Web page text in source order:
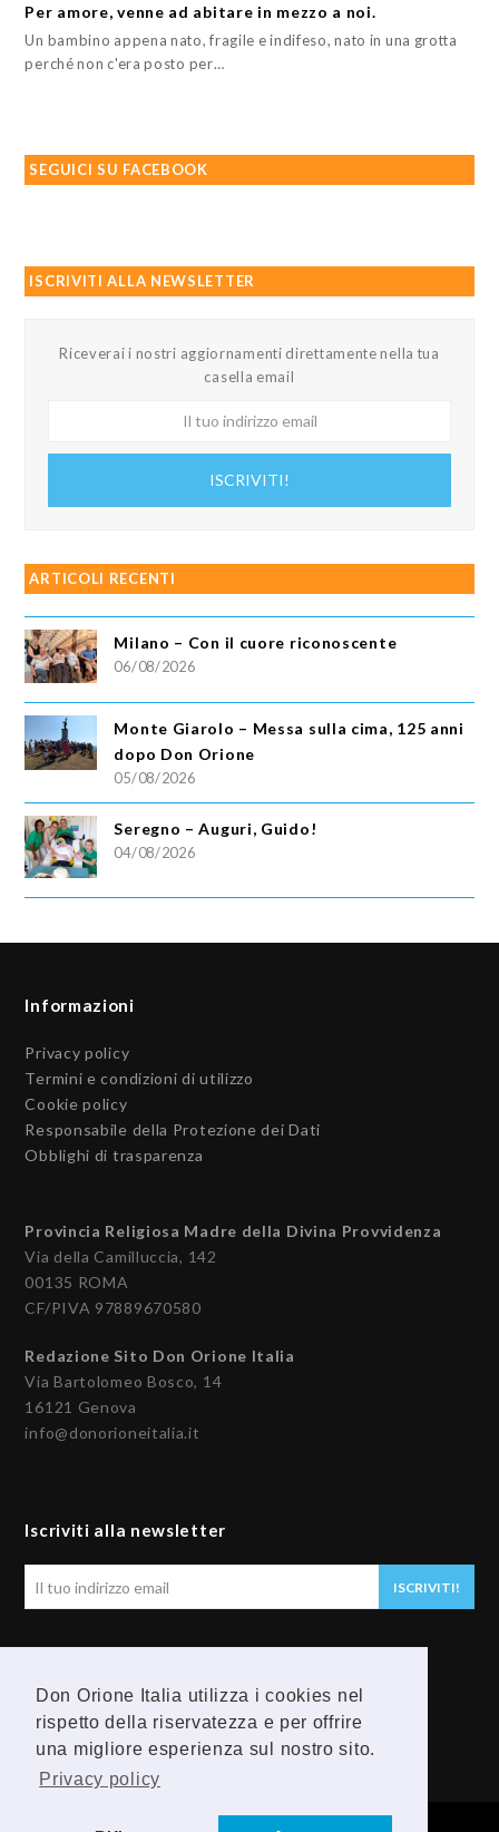
Don Orione Italia utilizza i cookies nel
rispetto della riservatezza e per offrire
una migliore esperienza sul nostro sito.
Privacy policy
Per amore, venne ad abitare in mezzo a noi.
Un bambino appena nato, fragile e indifeso, nato in una grotta
perché non c'era posto per…
SEGUICI SU FACEBOOK
ISCRIVITI ALLA NEWSLETTER
Riceverai i nostri aggiornamenti direttamente nella tua
casella email
ISCRIVITI!
ARTICOLI RECENTI
Milano – Con il cuore riconoscente
06/08/2026
Monte Giarolo – Messa sulla cima, 125 anni
dopo Don Orione
05/08/2026
Seregno – Auguri, Guido!
04/08/2026
Informazioni
Privacy policy
Termini e condizioni di utilizzo
Cookie policy
Responsabile della Protezione dei Dati
Obblighi di trasparenza
Provincia Religiosa Madre della Divina Provvidenza
Via della Camilluccia, 142
00135 ROMA
CF/PIVA 97889670580
Redazione Sito Don Orione Italia
Via Bartolomeo Bosco, 14
16121 Genova
info@donorioneitalia.it
Iscriviti alla newsletter
ISCRIVITI!
F
Y
o